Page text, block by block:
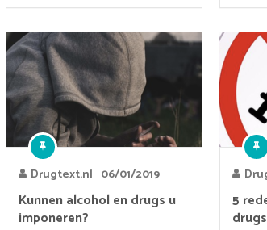
Drugtext.nl 06/01/2019
Kunnen alcohol en drugs u
imponeren?
5